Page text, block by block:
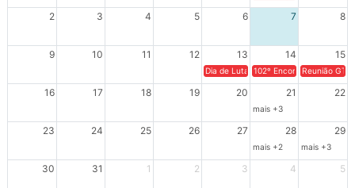
2 3 4 5 6 7 8
9 10 11 12 13 14 15
Dia de Luta em Defesa de Cuba e da
102º Encontro da
Reunião
16 17 18 19 20 21 22
mais +3
23 24 25 26 27 28 29
mais +2 mais +3
30 31 1 2 3 4 5